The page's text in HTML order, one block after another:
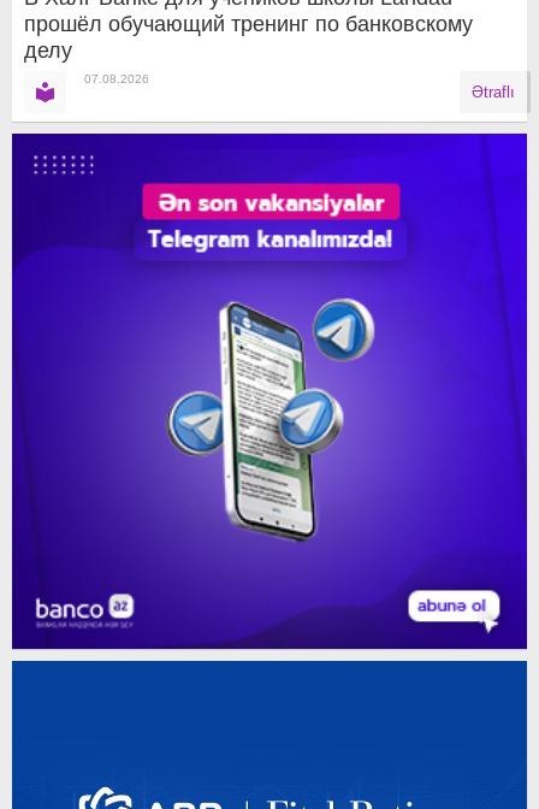
прошёл обучающий тренинг по банковскому
делу
07.08.2026
Ətraflı